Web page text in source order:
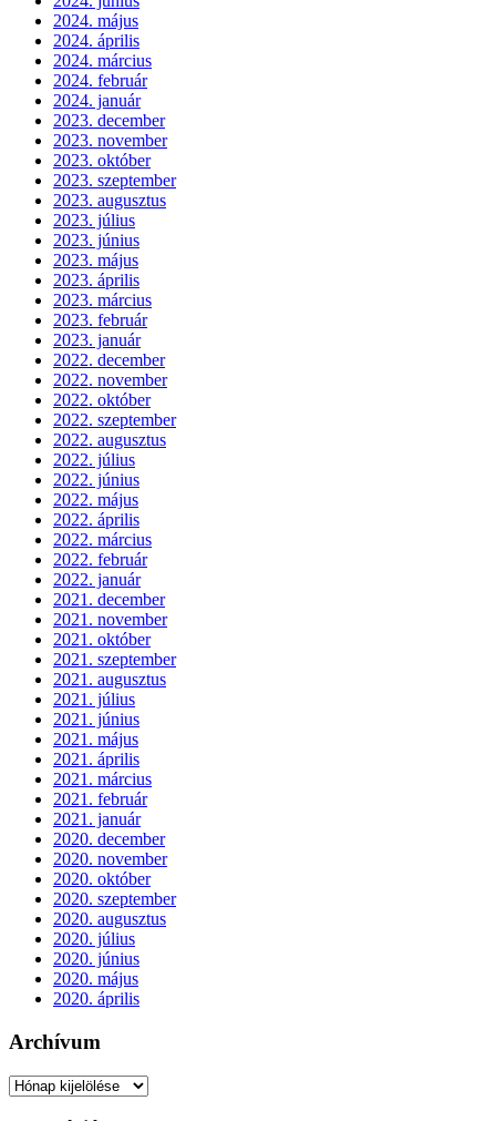
2024. május
2024. április
2024. március
2024. február
2024. január
2023. december
2023. november
2023. október
2023. szeptember
2023. augusztus
2023. július
2023. június
2023. május
2023. április
2023. március
2023. február
2023. január
2022. december
2022. november
2022. október
2022. szeptember
2022. augusztus
2022. július
2022. június
2022. május
2022. április
2022. március
2022. február
2022. január
2021. december
2021. november
2021. október
2021. szeptember
2021. augusztus
2021. július
2021. június
2021. május
2021. április
2021. március
2021. február
2021. január
2020. december
2020. november
2020. október
2020. szeptember
2020. augusztus
2020. július
2020. június
2020. május
2020. április
Archívum
Archívum